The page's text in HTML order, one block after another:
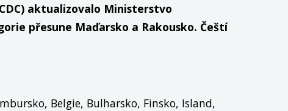
aktualizovalo Ministerstvo
přesune Maďarsko a Rakousko. Čeští
Belgie, Bulharsko, Finsko, Island,